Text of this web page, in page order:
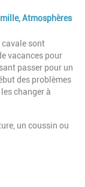
Atmosphères
cavale sont
vacances pour
passer pour un
des problèmes
changer à
un coussin ou